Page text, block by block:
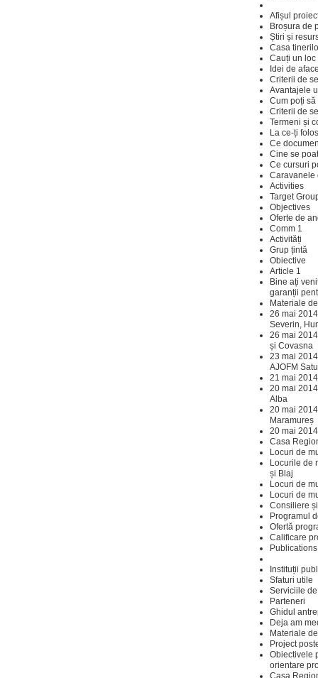
Afișul
Broșura de
Știri și
Casa
Cauți un
Idei de
Criterii de
Avantajele
Cum poți
Criterii de
Termeni și
La ce-ți
Ce
Cine se
Ce cursuri
Caravanele
Activities
Target
Objectives
Oferte de
Comm 1
Activități
Grup țintă
Obiective
Article 1
Bine ați
garanții
Materiale
26 mai
Severin,
26 mai
și Covasna
23 mai
AJOFM
21 mai
20 mai
Alba
20 mai
Maramureș
20 mai
Casa
Locuri de
Locurile de
și Blaj
Locuri de
Locuri de
Consiliere
Programul
Ofertă
Calificare
Publications
Instituții
Sfaturi utile
Serviciile
Parteneri
Ghidul
Deja am
Materiale
Project
Obiectivele
orientare
Casa